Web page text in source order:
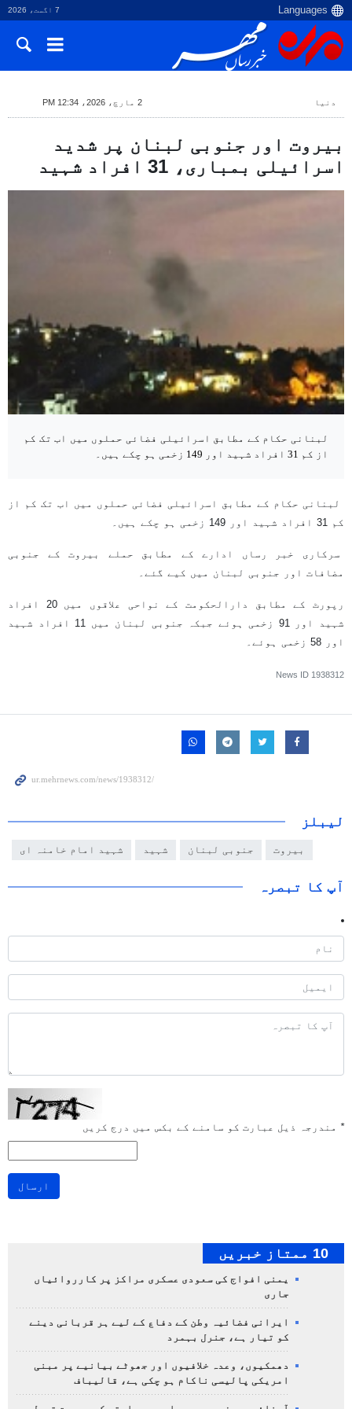
7 اگست، 2026
دنیا 2 مارچ، 2026، 12:34 PM
بیروت اور جنوبی لبنان پر شدید
اسرائیلی بمباری، 31 افراد شہید
لبنانی حکام کے مطابق اسرائیلی فضائی حملوں میں اب تک کم
از کم 31 افراد شہید اور 149 زخمی ہو چکے ہیں۔
لبنانی حکام کے مطابق اسرائیلی فضائی حملوں میں اب تک کم از
کم 31 افراد شہید اور 149 زخمی ہو چکے ہیں۔
سرکاری خبر رساں ادارے کے مطابق حملے بیروت کے جنوبی
مضافات اور جنوبی لبنان میں کیے گئے۔
رپورٹ کے مطابق دارالحکومت کے نواحی علاقوں میں 20 افراد
شہید اور 91 زخمی ہوئے جبکہ جنوبی لبنان میں 11 افراد شہید
اور 58 زخمی ہوئے۔
News ID 1938312
لیبلز
بیروت جنوبی لبنان شہید شہید امام خامنہ ای
آپ کا تبصرہ
* مندرجہ ذیل عبارت کو سامنے کے بکس میں درج کریں
ارسال
10 ممتاز خبریں
یمنی افواج کی سعودی عسکری مراکز پر کارروائیاں
جاری
ایرانی فضائیہ وطن کے دفاع کے لیے ہر قربانی دینے
کو تیار ہے، جنرل بہمرد
دھمکیوں، وعدہ خلافیوں اور جھوٹے بیانیے پر مبنی
امریکی پالیسی ناکام ہو چکی ہے، قالیباف